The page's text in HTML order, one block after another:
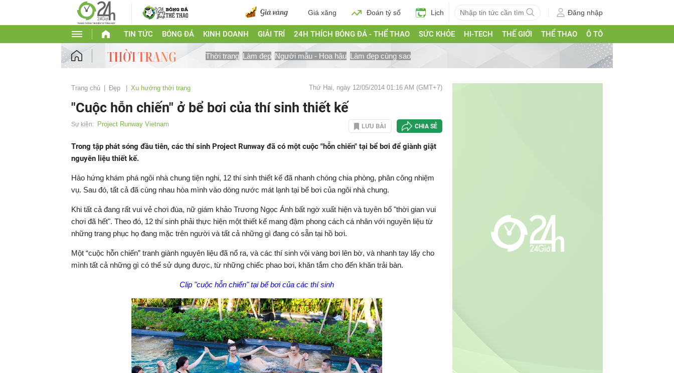
Giá xăng Đoán tỷ số Lịch Đăng nhập
TIN TỨC BÓNG ĐÁ KINH DOANH GIẢI TRÍ 24H THÍCH BÓNG ĐÁ - THỂ THAO SỨC KHỎE HI-TECH THẾ GIỚI THỂ THAO Ô TÔ
Thời trang Làm đẹp Người mẫu - Hoa hậu Làm đẹp cùng sao
Trang chủ Đẹp Xu hướng thời trang Thứ Hai, ngày 12/05/2014 01:16 AM (GMT+7)
"Cuộc hỗn chiến" ở bể bơi của thí sinh thiết kế
Sự kiện: Project Runway Vietnam LƯU BÀI CHIA SẺ
Trong tập phát sóng đầu tiên, các thí sinh Project Runway đã có một cuộc "hỗn chiến" tại bể bơi để giành giật
nguyên liệu thiết kế.
Hào hứng khám phá ngôi nhà chung tiện nghi, 12 thí sinh thiết kế đã nhanh chóng chia phòng, phân công nhiệm
vụ. Sau đó, tất cả đã cùng nhau hòa mình vào dòng nước mát lạnh tại bể bơi của ngôi nhà chung.
Khi tất cả đang rất vui vẻ chơi đùa, nữ giám khảo Trương Ngọc Ánh bất ngờ xuất hiện và tuyên bố "thời gian vui
chơi đã hết". Theo đó, 12 thí sinh phải thực hiện một thiết kế mang đậm phong cách cá nhân với nguyên liệu từ
những trang phục họ đang mặc trên người và tất cả những gì đang có sẵn tại hồ bơi.
Một “cuộc hỗn chiến” tranh giành nguyên liệu đã nổ ra, và các thí sinh vội vàng bơi lên bờ, và nhanh tay lấy cho
mình tất cả những gì có thể sử dụng được, từ những chiếc phao bơi, khăn tắm cho đến khăn trải bàn.
Clip "cuộc hỗn chiến" tại bể bơi của các thí sinh